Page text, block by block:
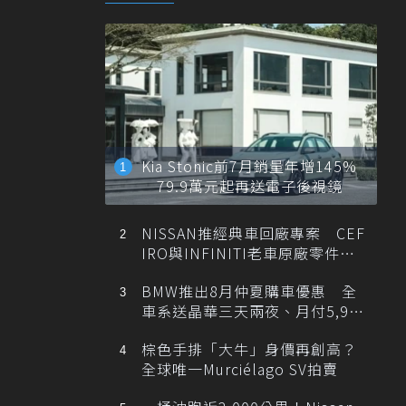
Kia Stonic前7月銷量年增145%
79.9萬元起再送電子後視鏡
NISSAN推經典車回廠專案 CEF
IRO與INFINITI老車原廠零件最
BMW推出8月仲夏購車優惠 全
車系送晶華三天兩夜、月付5,900
棕色手排「大牛」身價再創高？
全球唯一Murciélago SV拍賣